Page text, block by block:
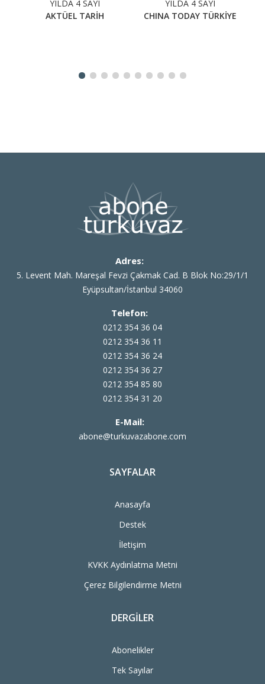
YILDA 4 SAYI
AKTÜEL TARİH
YILDA 4 SAYI
CHINA TODAY TÜRKİYE
Adres:
5. Levent Mah. Mareşal Fevzi Çakmak Cad. B Blok No:29/1/1
Eyüpsultan/İstanbul 34060
Telefon:
0212 354 36 04
0212 354 36 11
0212 354 36 24
0212 354 36 27
0212 354 85 80
0212 354 31 20
E-Mail:
abone@turkuvazabone.com
SAYFALAR
Anasayfa
Destek
İletişim
KVKK Aydınlatma Metni
Çerez Bilgilendirme Metni
DERGILER
Abonelikler
Tek Sayılar